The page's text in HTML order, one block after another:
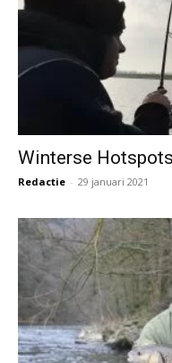
Winterse Hotspots
Redactie - 29 januari 2021